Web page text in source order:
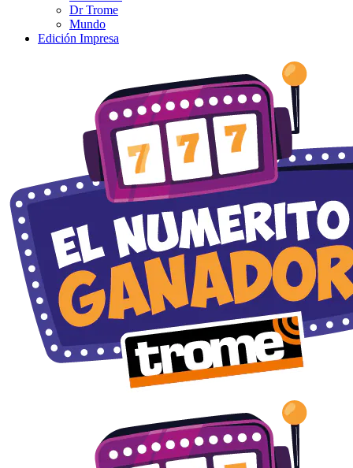
Dr Trome
Mundo
Edición Impresa